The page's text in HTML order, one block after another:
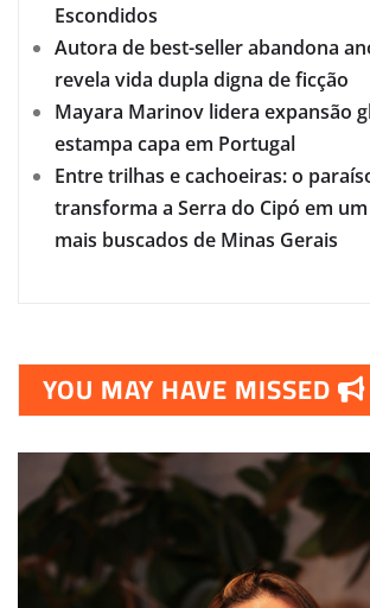
Escondidos
Autora de best-seller abandona
revela vida dupla digna de ficção
Mayara Marinov lidera expansão
estampa capa em Portugal
Entre trilhas e cachoeiras: o
transforma a Serra do Cipó em
mais buscados de Minas Gerais
YOU MAY HAVE MISSED